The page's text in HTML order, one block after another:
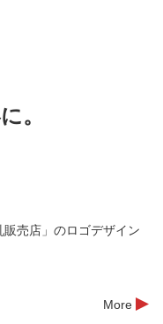
。
売店」のロゴデザイン
More